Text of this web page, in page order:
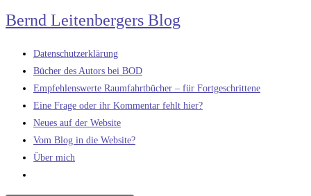
Zum
Inhalt
springen
Bernd Leitenbergers Blog
Datenschutzerklärung
Bücher des Autors bei BOD
Empfehlenswerte Raumfahrtbücher – für Fortgeschrittene
Eine Frage oder ihr Kommentar fehlt hier?
Neues auf der Website
Vom Blog in die Website?
Über mich